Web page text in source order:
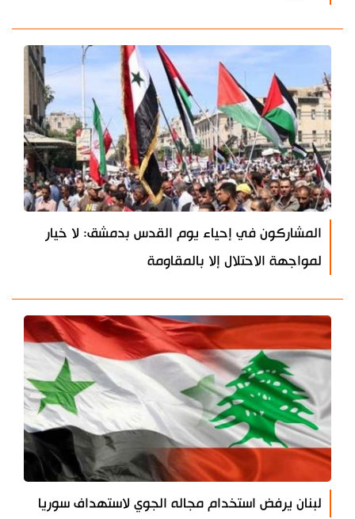
المشاركون في إحياء يوم القدس بدمشق: لا خيار
لمواجهة الاحتلال إلا بالمقاومة
لبنان يرفض استخدام مجاله الجوي لاستهداف سوريا